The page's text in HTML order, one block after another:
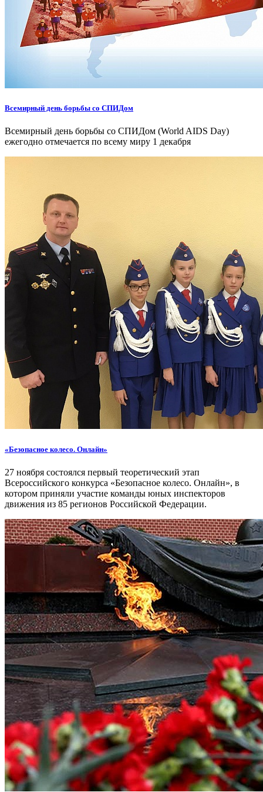
Всемирный день борьбы со СПИДом
Всемирный день борьбы со СПИДом (World AIDS Day)
ежегодно отмечается по всему миру 1 декабря
«Безопасное колесо. Онлайн»
27 ноября состоялся первый теоретический этап
Всероссийского конкурса «Безопасное колесо. Онлайн», в
котором приняли участие команды юных инспекторов
движения из 85 регионов Российской Федерации.